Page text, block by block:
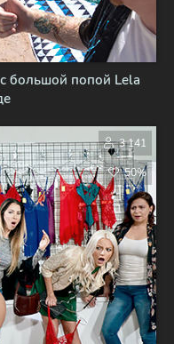
большой попой Lela
3 141
50%